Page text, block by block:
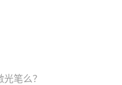
笔么？